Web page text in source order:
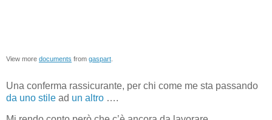
View more documents from gaspart
Una conferma rassicurante, per chi come me sta passando
da uno stile ad un altro ….